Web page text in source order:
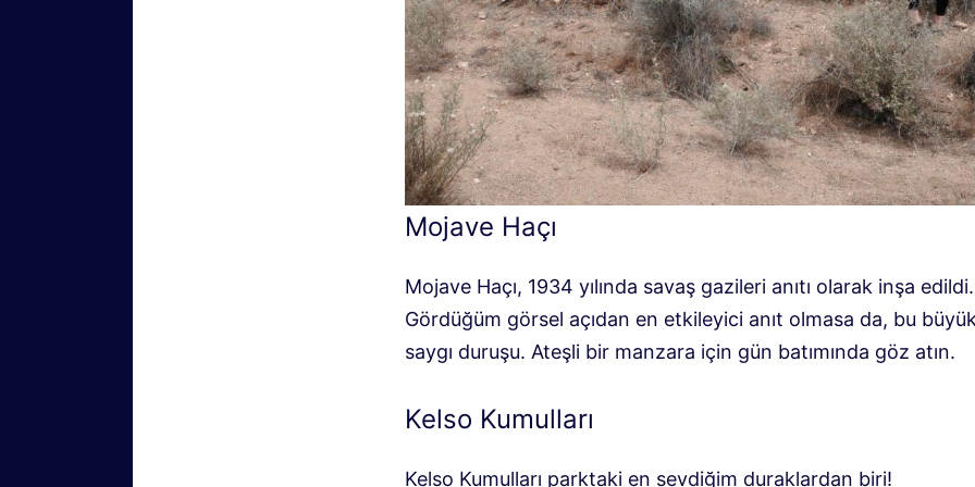
Mojave Haçı
Mojave Haçı, 1934 yılında savaş gazileri anıtı olarak inşa edildi.
Gördüğüm görsel açıdan en etkileyici anıt olmasa da, bu
saygı duruşu. Ateşli bir manzara için gün batımında göz atın.
Kelso Kumulları
Kelso Kumulları parktaki en sevdiğim duraklardan biri!